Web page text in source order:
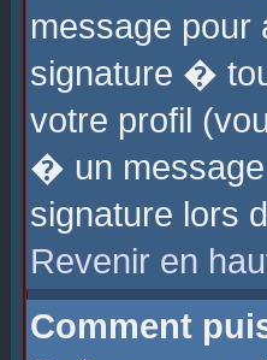
message pour
signature �
votre profil
� un
signature lors
Revenir en
Comment